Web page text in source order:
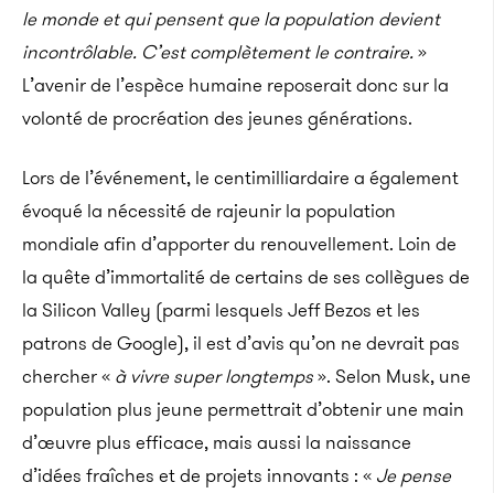
le monde et qui pensent que la population devient
incontrôlable. C’est complètement le contraire.»
L’avenir de l’espèce humaine reposerait donc sur la
volonté de procréation des jeunes générations.
Lors de l’événement, le centimilliardaire a également
évoqué la nécessité de rajeunir la population
mondiale afin d’apporter du renouvellement. Loin de
la quête d’immortalité de certains de ses collègues de
la Silicon Valley (parmi lesquels Jeff Bezos et les
patrons de Google), il est d’avis qu’on ne devrait pas
chercher « à vivre super longtemps». Selon Musk, une
population plus jeune permettrait d’obtenir une main
d’œuvre plus efficace, mais aussi la naissance
d’idées fraîches et de projets innovants : « Je pense